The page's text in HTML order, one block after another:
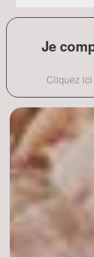
Je
Cliquez